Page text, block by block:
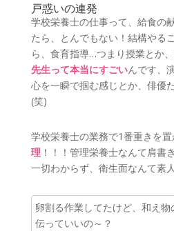
戸惑いの連発
学校栄養士の仕事って、給食の
たら、とんでもない！結構やる
ら、 食育指導…つまり授業とか
先生って本当にすごいんです、
心を一瞬で掴む感じとか、俳優
(笑)
学校栄養士の業務で1番重きを
理！！！ 管理栄養士なんて肩書
一切わからず、衛生面なんて素
卵割る作業してたけど、和え物
伝っていいの～？